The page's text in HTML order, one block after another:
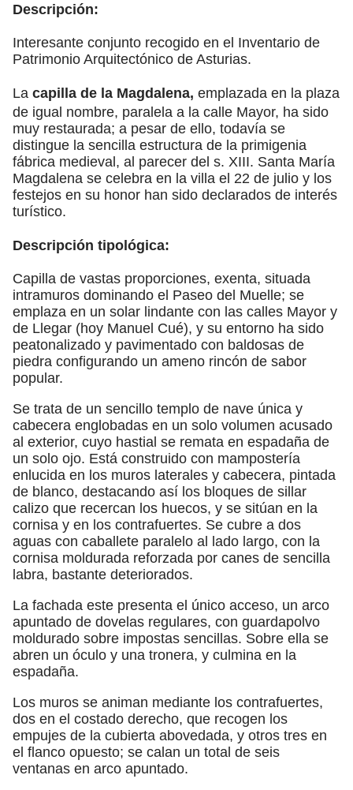
Descripción:
Interesante conjunto recogido en el Inventario de
Patrimonio Arquitectónico de Asturias.
La capilla de la Magdalena, emplazada en la plaza
de igual nombre, paralela a la calle Mayor, ha sido
muy restaurada; a pesar de ello, todavía se
distingue la sencilla estructura de la primigenia
fábrica medieval, al parecer del s. XIII. Santa María
Magdalena se celebra en la villa el 22 de julio y los
festejos en su honor han sido declarados de interés
turístico.
Descripción tipológica:
Capilla de vastas proporciones, exenta, situada
intramuros dominando el Paseo del Muelle; se
emplaza en un solar lindante con las calles Mayor y
de Llegar (hoy Manuel Cué), y su entorno ha sido
peatonalizado y pavimentado con baldosas de
piedra configurando un ameno rincón de sabor
popular.
Se trata de un sencillo templo de nave única y
cabecera englobadas en un solo volumen acusado
al exterior, cuyo hastial se remata en espadaña de
un solo ojo. Está construido con mampostería
enlucida en los muros laterales y cabecera, pintada
de blanco, destacando así los bloques de sillar
calizo que recercan los huecos, y se sitúan en la
cornisa y en los contrafuertes. Se cubre a dos
aguas con caballete paralelo al lado largo, con la
cornisa moldurada reforzada por canes de sencilla
labra, bastante deteriorados.
La fachada este presenta el único acceso, un arco
apuntado de dovelas regulares, con guardapolvo
moldurado sobre impostas sencillas. Sobre ella se
abren un óculo y una tronera, y culmina en la
espadaña.
Los muros se animan mediante los contrafuertes,
dos en el costado derecho, que recogen los
empujes de la cubierta abovedada, y otros tres en
el flanco opuesto; se calan un total de seis
ventanas en arco apuntado.